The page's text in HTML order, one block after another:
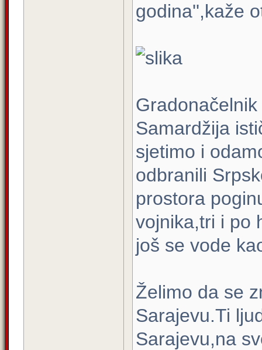
godina'',kaže
Samardžija
sjetimo i
odbranili
prostora
vojnika,tri i po
još se vode
Želimo da se
Sarajevu.Ti
Sarajevu,na